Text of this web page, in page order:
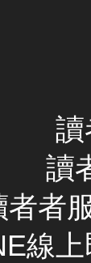
讀
者者
線